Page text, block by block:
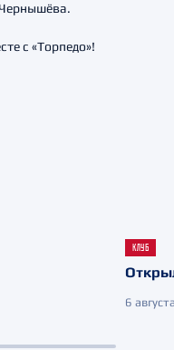
с «Торпедо»!
КЛУБ
6